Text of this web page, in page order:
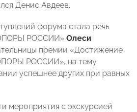
Денис Авдеев.
форума стала речь
РОССИИ» Олеси
премии «Достижение
РОССИИ», на тему
успешнее других при равных
мероприятия с экскурсией